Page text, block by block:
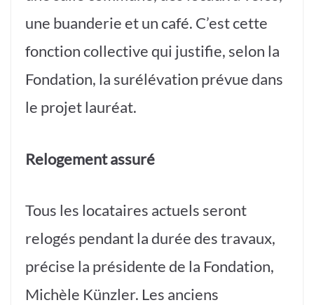
une buanderie et un café. C’est cette
fonction collective qui justifie, selon la
Fondation, la surélévation prévue dans
le projet lauréat.
Relogement assuré
Tous les locataires actuels seront
relogés pendant la durée des travaux,
précise la présidente de la Fondation,
Michèle Künzler. Les anciens